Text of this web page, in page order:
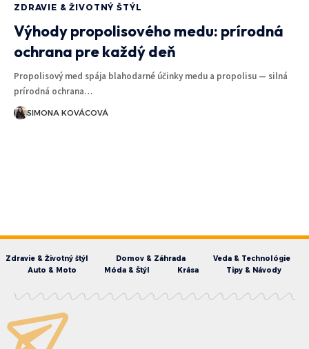
ZDRAVIE & ŽIVOTNÝ ŠTÝL
Výhody propolisového medu: prírodná
ochrana pre každý deň
Propolisový med spája blahodarné účinky medu a propolisu — silná
prírodná ochrana…
SIMONA KOVÁCOVÁ
Zdravie & Životný štýl Domov & Záhrada
Veda & Technológie
Auto & Moto
Móda & Štýl Krása Tipy & Návody